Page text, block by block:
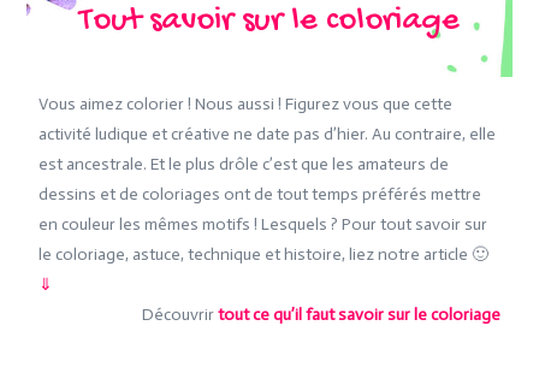
Tout savoir sur le coloriage
Vous aimez colorier ! Nous aussi ! Figurez vous que cette
activité ludique et créative ne date pas d’hier. Au contraire, elle
est ancestrale. Et le plus drôle c’est que les amateurs de
dessins et de coloriages ont de tout temps préférés mettre
en couleur les mêmes motifs ! Lesquels ? Pour tout savoir sur
le coloriage, astuce, technique et histoire, liez notre article 🙂
⇓
Découvrirtout ce qu’il faut savoir sur le coloriage